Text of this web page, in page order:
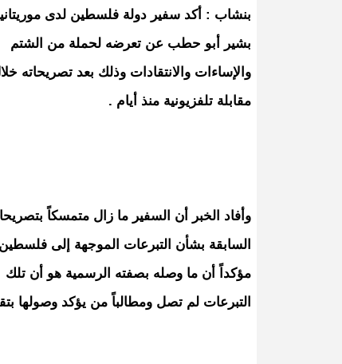
بنشاب : أكد سفير دولة فلسطين لدى
بشير أبو حطب عن تعرضه لحملة من الشتم
والإساءات والانتقادات وذلك بعد تصريحاته
مقابلة تلفزيونية منذ أيام .
وأفاد الخبر أن السفير ما زال متمسكاً
السابقة بشأن التبرعات الموجهة إلى فلسطين
مؤكداً أن ما وصله بصفته الرسمية هو أن تلك
التبرعات لم تصل ومطالباً من يؤكد وصولها